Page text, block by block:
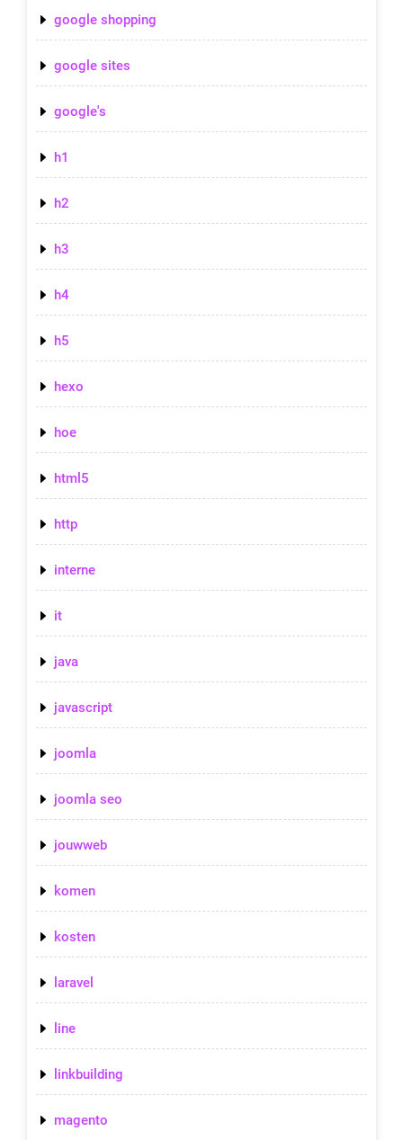
google shopping
google sites
google's
h1
h2
h3
h4
h5
hexo
hoe
html5
http
interne
it
java
javascript
joomla
joomla seo
jouwweb
komen
kosten
laravel
line
linkbuilding
magento